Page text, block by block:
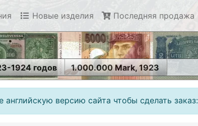
Новые изделия Последняя продажа
1924 годов 1.000.000 Mark, 1923
версию сайта чтобы сделать заказ: